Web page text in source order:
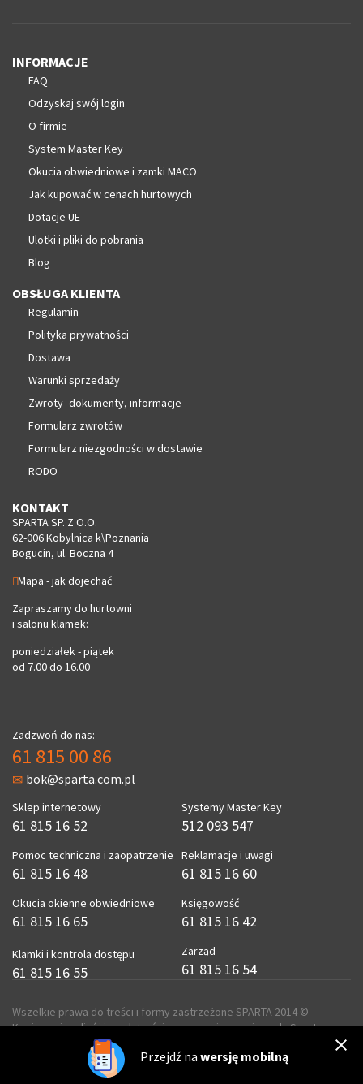
INFORMACJE
FAQ
Odzyskaj swój login
O firmie
System Master Key
Okucia obwiedniowe i zamki MACO
Jak kupować w cenach hurtowych
Dotacje UE
Ulotki i pliki do pobrania
Blog
OBSŁUGA KLIENTA
Regulamin
Polityka prywatności
Dostawa
Warunki sprzedaży
Zwroty- dokumenty, informacje
Formularz zwrotów
Formularz niezgodności w dostawie
RODO
KONTAKT
SPARTA SP. Z O.O.
62-006 Kobylnica k\Poznania
Bogucin, ul. Boczna 4
Mapa - jak dojechać
Zapraszamy do hurtowni
i salonu klamek:
poniedziałek - piątek
od 7.00 do 16.00
Zadzwoń do nas:
61 815 00 86
bok@sparta.com.pl
Sklep internetowy
61 815 16 52
Pomoc techniczna i zaopatrzenie
61 815 16 48
Okucia okienne obwiedniowe
61 815 16 65
Klamki i kontrola dostępu
61 815 16 55
Systemy Master Key
512 093 547
Reklamacje i uwagi
61 815 16 60
Księgowość
61 815 16 42
Zarząd
61 815 16 54
Wszelkie prawa do treści i formy zastrzeżone SPARTA 2014 ©
Kopiowanie zdjęć i innych treści wymaga pisemnej zgody Sparta sp. z
realizacja
Przejdź na wersję mobilną